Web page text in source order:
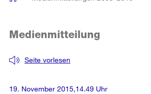
Seite vorlesen
Medienmitteilung
19. November 2015,14.49 Uhr